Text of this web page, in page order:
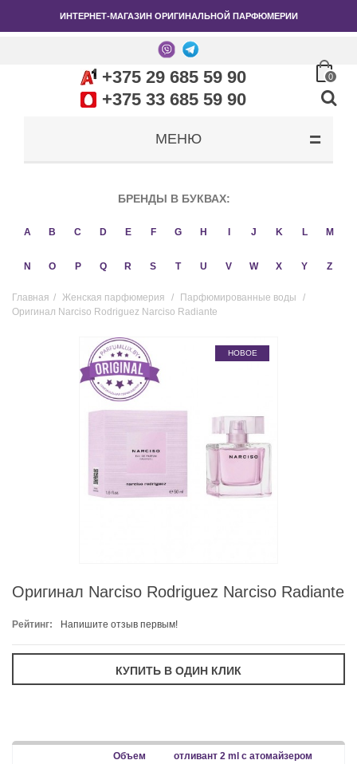
ИНТЕРНЕТ-МАГАЗИН ОРИГИНАЛЬНОЙ ПАРФЮМЕРИИ
+375 29 685 59 90
+375 33 685 59 90
0
МЕНЮ
БРЕНДЫ В БУКВАХ:
A B C D E F G H J K L M
N O P Q R S T U V W X Y Z
Главная / Женская парфюмерия / Парфюмированные воды
/
Оригинал Narciso Rodriguez Narciso Radiante
НОВОЕ
Оригинал Narciso Rodriguez Narciso Radiante
Рейтинг: Напишите отзыв первым!
отливант 2 ml с атомайзером